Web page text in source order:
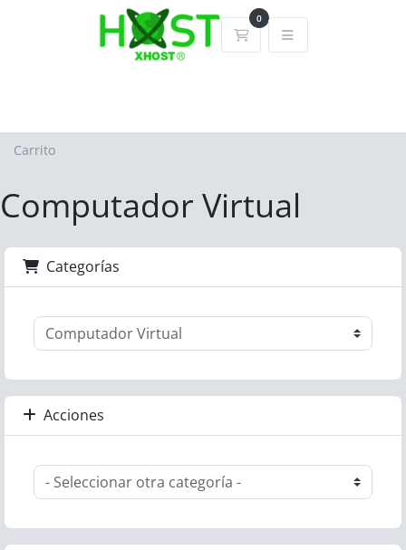
0
Carrito
Carrito
Computador Virtual
Categorías
Acciones